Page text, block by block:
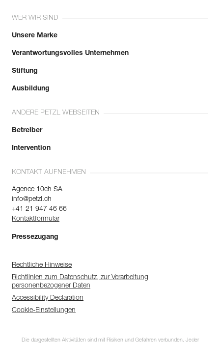
WER WIR SIND
Unsere Marke
Verantwortungsvolles Unternehmen
Stiftung
Ausbildung
ANDERE PETZL WEBSEITEN
Betreiber
Intervention
KONTAKT AUFNEHMEN
Agence 10ch SA
info@petzl.ch
+41 21 947 46 66
Kontaktformular
Pressezugang
Rechtliche Hinweise
Richtlinien zum Datenschutz, zur Verarbeitung
personenbezogener Daten
Accessibility Declaration
Cookie-Einstellungen
Die dargestellten Aktivitäten sind mit Risiken und Gefahren verbunden. Jeder